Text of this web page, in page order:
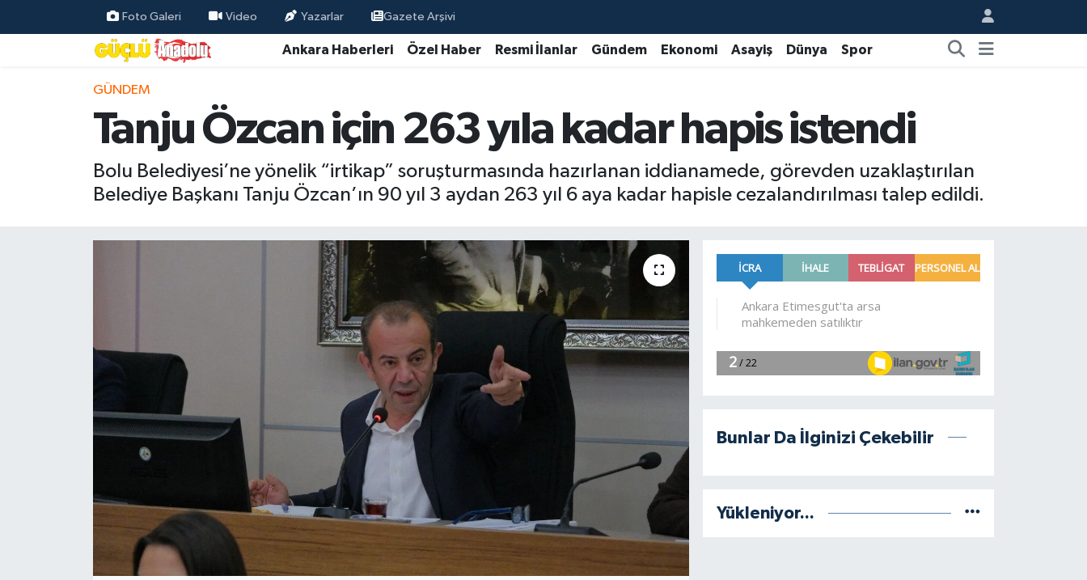
Foto Galeri Video Yazarlar Gazete Arşivi
Ankara Haberleri Özel Haber Resmi İlanlar Gündem Ekonomi Asayiş Dünya Spor
GÜNDEM
Tanju Özcan için 263 yıla kadar hapis istendi
Bolu Belediyesi’ne yönelik “irtikap” soruşturmasında hazırlanan iddianamede, görevden uzaklaştırılan
Belediye Başkanı Tanju Özcan’ın 90 yıl 3 aydan 263 yıl 6 aya kadar hapisle cezalandırılması talep edildi.
Bunlar Da İlginizi Çekebilir
Yükleniyor...
Özel Haber
Resmi İlanlar
Ekonomi
Magazin
Burç Yorumları